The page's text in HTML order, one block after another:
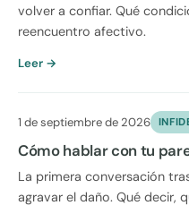
volver a confiar. Qué
reencuentro afectivo.
Leer →
1 de septiembre de 2026
Cómo hablar con tu
La primera conversación
agravar el daño. Qué decir,